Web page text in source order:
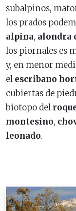
subalpinos,
los prados
alpina, alondra
los piornales es
y, en menor
elescribano
cubiertas de
biotopo del
montesino,
leonado.